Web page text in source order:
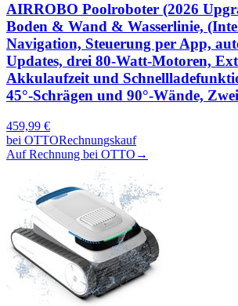
AIRROBO Poolroboter (2026
Boden & Wand & Wasserlinie,
Navigation, Steuerung per App,
Updates, drei 80-Watt-Motoren,
Akkulaufzeit und
45°-Schrägen und 90°-Wände,
459,99 €
bei OTTORechnungskauf
Auf Rechnung bei OTTO →